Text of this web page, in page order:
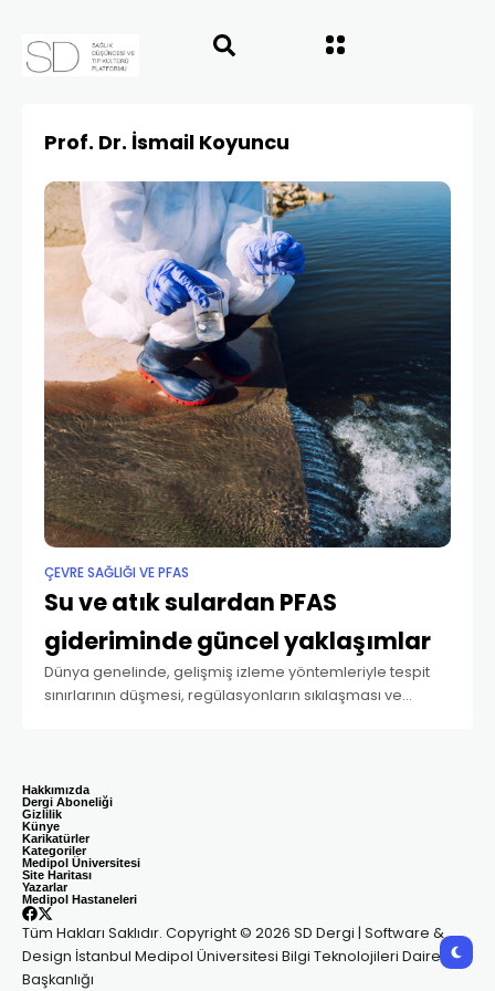
Prof. Dr. İsmail Koyuncu
ÇEVRE SAĞLIĞI VE PFAS
Su ve atık sulardan PFAS
gideriminde güncel yaklaşımlar
Dünya genelinde, gelişmiş izleme yöntemleriyle tespit
sınırlarının düşmesi, regülasyonların sıkılaşması ve
farmasötik,
Hakkımızda
Dergi Aboneliği
Gizlilik
Künye
Karikatürler
Kategoriler
Medipol Üniversitesi
Site Haritası
Yazarlar
Medipol Hastaneleri
Tüm Hakları Saklıdır. Copyright © 2026 SD Dergi | Software &
Design İstanbul Medipol Üniversitesi Bilgi Teknolojileri Daire
Başkanlığı